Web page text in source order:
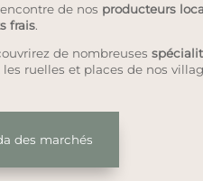
de nos producteurs
frais.
de nombreuses
ruelles et places de nos
des marchés